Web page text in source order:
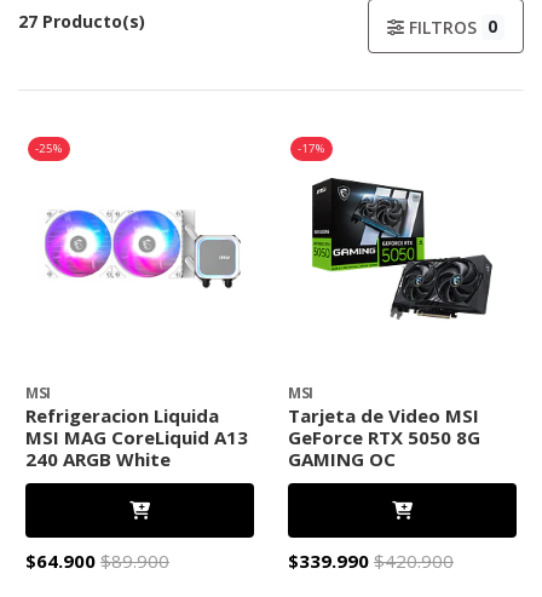
27 Producto(s) FILTROS 0
-25%
MSI
Refrigeracion Liquida
MSI MAG CoreLiquid A13
240 ARGB White
$64.900 $89.900
-17%
MSI
Tarjeta de Video MSI
GeForce RTX 5050 8G
GAMING OC
$339.990 $420.900